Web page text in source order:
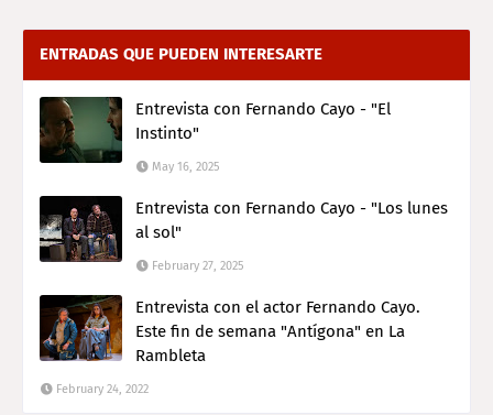
ENTRADAS QUE PUEDEN INTERESARTE
Entrevista con Fernando Cayo - "El
Instinto"
May 16, 2025
Entrevista con Fernando Cayo - "Los lunes
al sol"
February 27, 2025
Entrevista con el actor Fernando Cayo.
Este fin de semana "Antígona" en La
Rambleta
February 24, 2022